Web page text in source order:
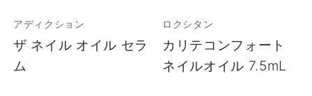
アディクション
ザ ネイル オイル セラ
ム
ロクシタン
カリテコンフォート
ネイルオイル 7.5mL